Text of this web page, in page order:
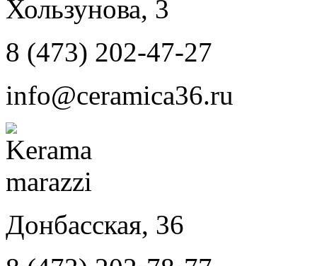
Хользунова, 3
8 (473) 202-47-27
info@ceramica36.ru
Донбасская, 36